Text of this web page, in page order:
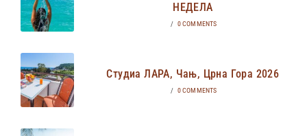
НЕДЕЛА
/ 0 COMMENTS
Студиа ЛАРА, Чањ, Црна Гора 2026
/ 0 COMMENTS